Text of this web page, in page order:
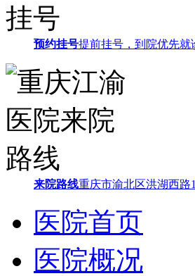
预约挂号提前挂号，到院优先就
来院路线重庆市渝北区洪湖西路
医院首页
医院概况